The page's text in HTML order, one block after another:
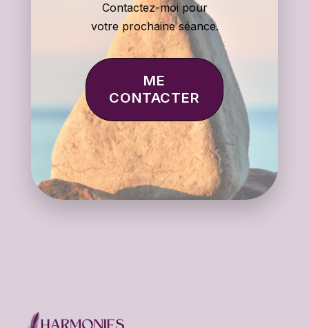
Contactez-moi pour
votre prochaine séance.
ME
CONTACTER